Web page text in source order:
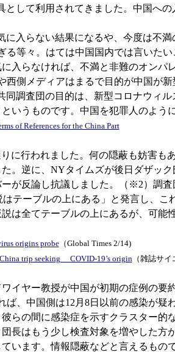
して利用されてきました。中国へ
入らない結果になるや、今度は不
等々。はては中国国内では言いた
入らなければ、不満と非難のオンパ
側メディアはまるで目的が中国が
調査団の目的は、新型コロナウィ
いうものです。中国を犯罪人のよう
of References for the China Part
に行われました。何の隠蔽も妨害も
。逆に、NYタイムズが後日ダザッ
が反論し抗議しました。（※2）調
テーブルの上にある」と発言し、
は全てテーブルの上にあるが、可
origins probe（Global Times 2/14)
China trip seeking COVID-19’s origin（雑誌サイ
イヤー教授が中国が初期の症例の要
、中国側は12月8日以前の感染が
らの間に感染症を示すクラスター
長はもう少し検査対象を増やした
います。情報隠蔽などと言えるも